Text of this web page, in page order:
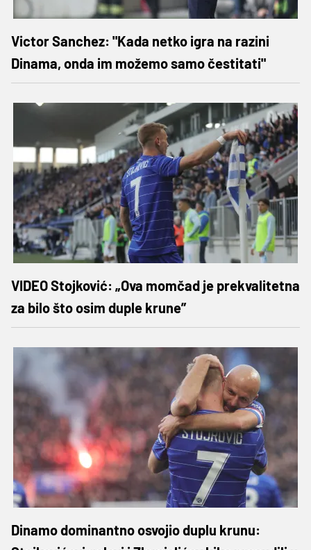
Victor Sanchez: "Kada netko igra na razini
Dinama, onda im možemo samo čestitati"
VIDEO Stojković: „Ova momčad je prekvalitetna
za bilo što osim duple krune”
Dinamo dominantno osvojio duplu krunu: